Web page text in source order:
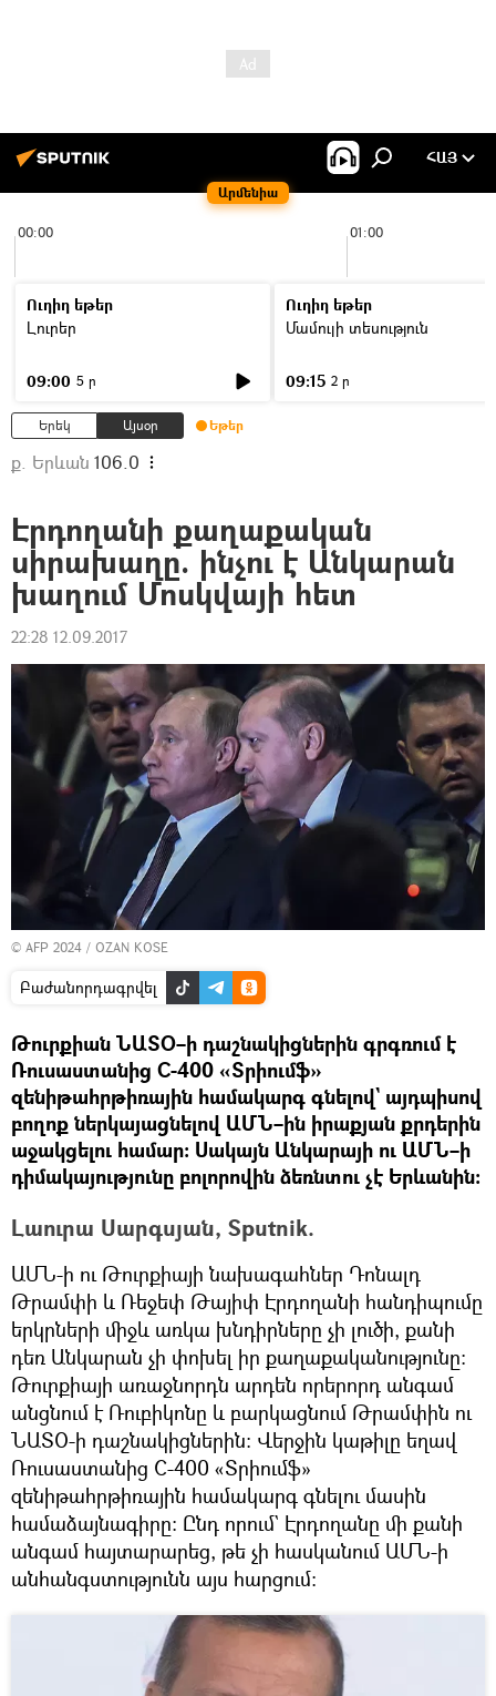
Արմենիա
ՀԱՅ
00:00 01:00
Ուղիղ եթեր
Լուրեր
09:00 5 ր
Ուղիղ եթեր
Մամուլի տեսություն
09:15 2 ր
Երեկ Այսօր Եթեր
ք. Երևան 106.0
Էրդողանի քաղաքական
սիրախաղը. ինչու է Անկարան
խաղում Մոսկվայի հետ
22:28 12.09.2017
© AFP 2024 / OZAN KOSE
Բաժանորդագրվել
Թուրքիան ՆԱՏՕ–ի դաշնակիցներին գրգռում է
Ռուսաստանից С-400 «Տրիումֆ»
զենիթահրթիռային համակարգ գնելով` այդպիսով
բողոք ներկայացնելով ԱՄՆ–ին իրաքյան քրդերին
աջակցելու համար։ Սակայն Անկարայի ու ԱՄՆ–ի
դիմակայությունը բոլորովին ձեռնտու չէ Երևանին։
Լաուրա Սարգսյան, Sputnik.
ԱՄՆ-ի ու Թուրքիայի նախագահներ Դոնալդ
Թրամփի և Ռեջեփ Թայիփ Էրդողանի հանդիպումը
երկրների միջև առկա խնդիրները չի լուծի, քանի
դեռ Անկարան չի փոխել իր քաղաքականությունը։
Թուրքիայի առաջնորդն արդեն որերորդ անգամ
անցնում է Ռուբիկոնը և բարկացնում Թրամփին ու
ՆԱՏՕ-ի դաշնակիցներին։ Վերջին կաթիլը եղավ
Ռուսաստանից С-400 «Տրիումֆ»
զենիթահրթիռային համակարգ գնելու մասին
համաձայնագիրը։ Ընդ որում` Էրդողանը մի քանի
անգամ հայտարարեց, թե չի հասկանում ԱՄՆ-ի
անհանգստությունն այս հարցում։